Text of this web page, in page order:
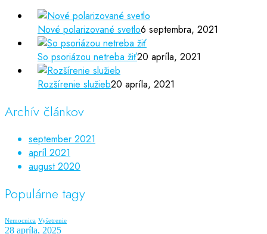
Nové polarizované svetlo6 septembra, 2021
So psoriázou netreba žiť20 apríla, 2021
Rozšírenie služieb20 apríla, 2021
Archív článkov
september 2021
apríl 2021
august 2020
Populárne tagy
Nemocnica Vyšetrenie
28 apríla, 2025